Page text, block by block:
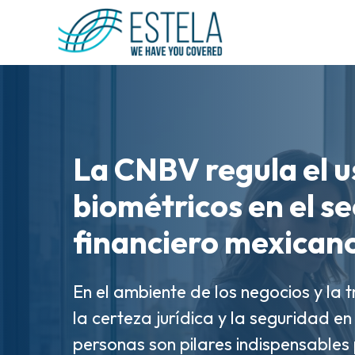
Gobernanza de
Takeaways del
Banking & Retail
La CNBV regula el
biométricos en el
financiero
En el ambiente de los negocios y
la certeza jurídica y la seguridad
personas son pilares
La Manifestación
Electrónica (MVE)
digital de las
Así como la factura electrónica
digitalización corporativa,
cierran el círculo de la trazabilidad